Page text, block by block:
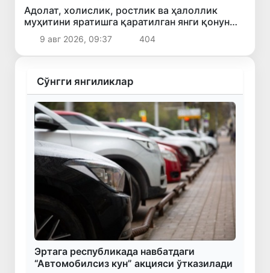
Адолат, холислик, ростлик ва ҳалоллик
муҳитини яратишга қаратилган янги қонун
тафсилоти
9 авг 2026, 09:37 404
Сўнгги янгиликлар
Эртага республикада навбатдаги
“Автомобилсиз кун” акцияси ўтказилади